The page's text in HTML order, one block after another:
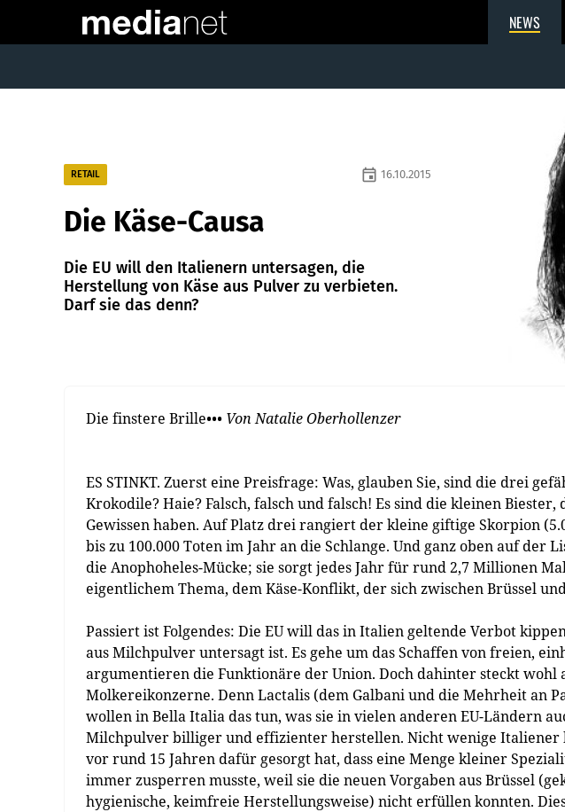
NEWS
RETAIL event 16.10.2015
Die Käse-Causa
Die EU will den Italienern untersagen, die
Herstellung von Käse aus Pulver zu verbieten.
Darf sie das denn?
Die finstere Brille••• Von Natalie Oberhollenzer
ES STINKT. Zuerst eine Preisfrage: Was, glauben Sie, sind die drei
Krokodile? Haie? Falsch, falsch und falsch! Es sind die kleinen
Gewissen haben. Auf Platz drei rangiert der kleine giftige Skorpion
bis zu 100.000 Toten im Jahr an die Schlange. Und ganz oben auf der
die Anophoheles-Mücke; sie sorgt jedes Jahr für rund 2,7 Millionen
eigentlichem Thema, dem Käse-Konflikt, der sich zwischen Brüssel
Passiert ist Folgendes: Die EU will das in Italien geltende Verbot
aus Milchpulver untersagt ist. Es gehe um das Schaffen von freien,
argumentieren die Funktionäre der Union. Doch dahinter steckt
Molkereikonzerne. Denn Lactalis (dem Galbani und die Mehrheit an
wollen in Bella Italia das tun, was sie in vielen anderen EU-Ländern
Milchpulver billiger und effizienter herstellen. Nicht wenige Italiener
vor rund 15 Jahren dafür gesorgt hat, dass eine Menge kleiner
immer zusperren musste, weil sie die neuen Vorgaben aus Brüssel
hygienische, keimfreie Herstellungsweise) nicht erfüllen konnten.